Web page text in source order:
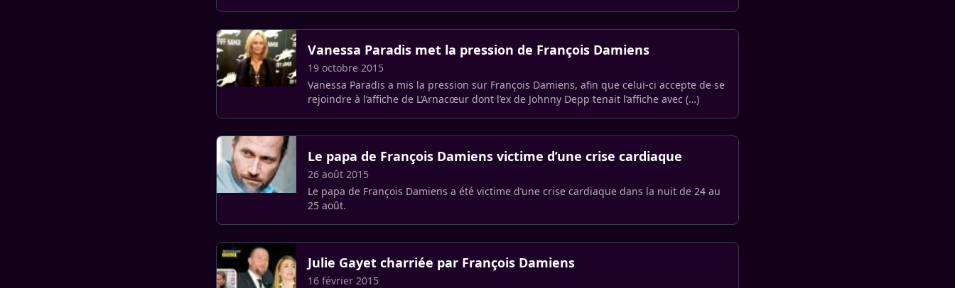
Vanessa Paradis met la pression de François Damiens
19 octobre 2015
Vanessa Paradis a mis la pression sur François Damiens, afin que celui-ci accepte de se
rejoindre à l’affiche de L’Arnacœur dont l’ex de Johnny Depp tenait l’affiche avec (…)
Le papa de François Damiens victime d’une crise cardiaque
26 août 2015
Le papa de François Damiens a été victime d’une crise cardiaque dans la nuit de 24 au
25 août.
Julie Gayet charriée par François Damiens
16 février 2015